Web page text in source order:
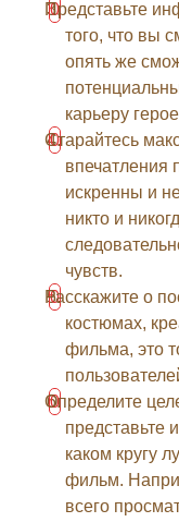
Представьте
того, что вы
опять же
карьеру
Старайтесь
впечатления
искренны и
никто и
чувств.
Расскажите о
костюмах,
фильма, это
Определите
представьте
каком кругу
фильм.
всего